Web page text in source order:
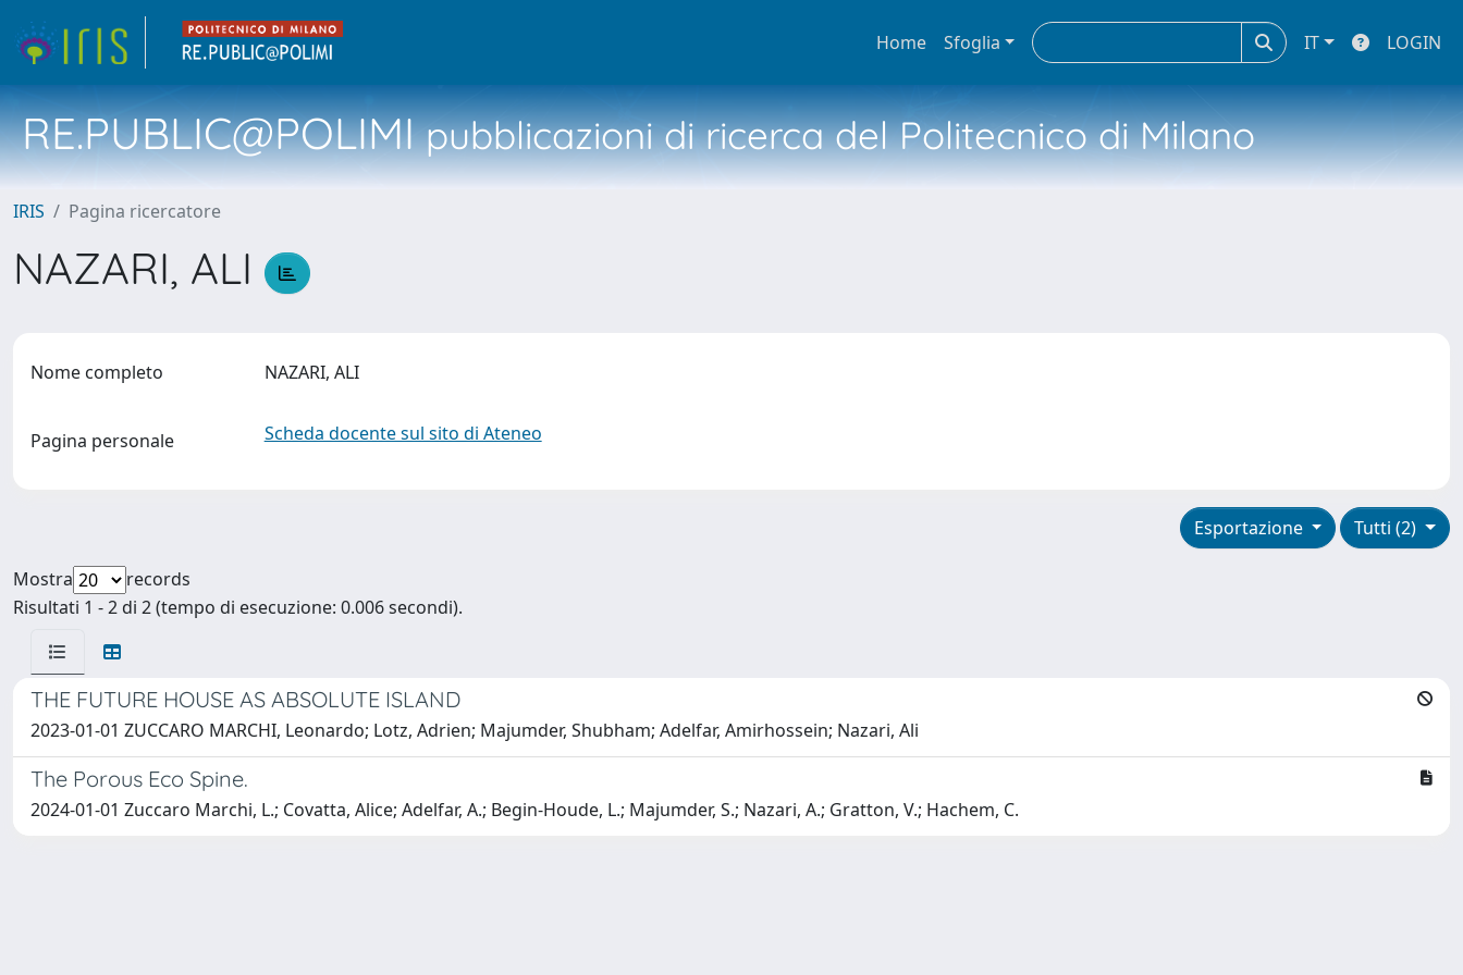
Home Sfoglia IT LOGIN
RE.PUBLIC@POLIMIpubblicazioni di ricerca del Politecnico di Milano
IRIS Pagina ricercatore
NAZARI, ALI
Nome completo NAZARI, ALI
Pagina personale Scheda docente sul sito di Ateneo
Tutti (2)
Esportazione
Mostra
records
Risultati 1 - 2 di 2 (tempo di esecuzione: 0.006 secondi).
THE FUTURE HOUSE AS ABSOLUTE ISLAND
2023-01-01 ZUCCARO MARCHI, Leonardo; Lotz, Adrien; Majumder, Shubham; Adelfar, Amirhossein; Nazari, Ali
The Porous Eco Spine.
2024-01-01 Zuccaro Marchi, L.; Covatta, Alice; Adelfar, A.; Begin-Houde, L.; Majumder, S.; Nazari, A.; Gratton, V.; Hachem, C.